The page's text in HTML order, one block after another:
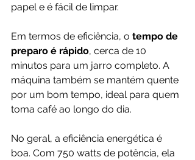
papel e é fácil de limpar.
Em termos de eficiência, o tempo de
preparo é rápido, cerca de 10
minutos para um jarro completo. A
máquina também se mantém quente
por um bom tempo, ideal para quem
toma café ao longo do dia.
No geral, a eficiência energética é
boa. Com 750 watts de potência, ela